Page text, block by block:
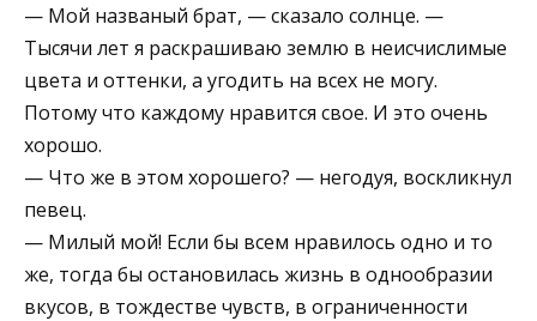
— Мой названый брат, — сказало солнце. —
Тысячи лет я раскрашиваю землю в неисчислимые
цвета и оттенки, а угодить на всех не могу.
Потому что каждому нравится свое. И это очень
хорошо.
— Что же в этом хорошего? — негодуя, воскликнул
певец.
— Милый мой! Если бы всем нравилось одно и то
же, тогда бы остановилась жизнь в однообразии
вкусов, в тождестве чувств, в ограниченности